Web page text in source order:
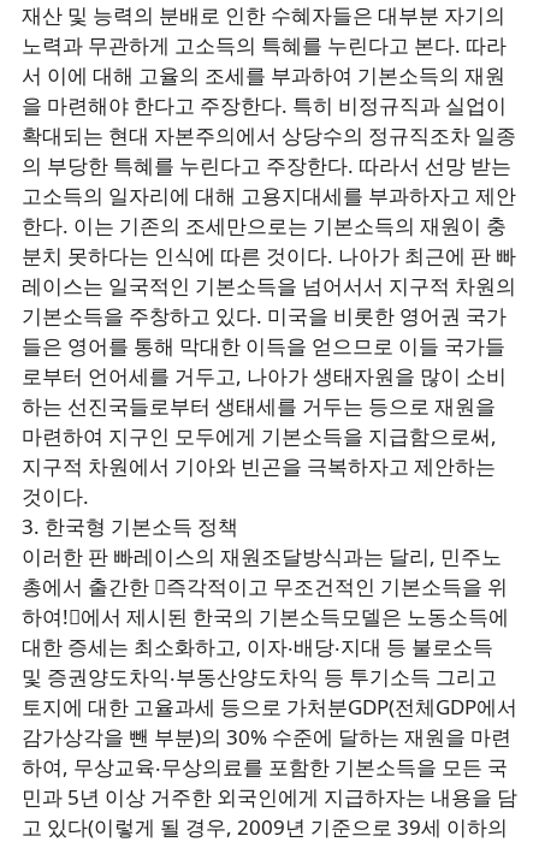
재산 및 능력의 분배로 인한 수혜자들은 대부분 자기의
노력과 무관하게 고소득의 특혜를 누린다고 본다. 따라
서 이에 대해 고율의 조세를 부과하여 기본소득의 재원
을 마련해야 한다고 주장한다. 특히 비정규직과 실업이
확대되는 현대 자본주의에서 상당수의 정규직조차 일종
의 부당한 특혜를 누린다고 주장한다. 따라서 선망 받는
고소득의 일자리에 대해 고용지대세를 부과하자고 제안
한다. 이는 기존의 조세만으로는 기본소득의 재원이 충
분치 못하다는 인식에 따른 것이다. 나아가 최근에 판 빠
레이스는 일국적인 기본소득을 넘어서서 지구적 차원의
기본소득을 주창하고 있다. 미국을 비롯한 영어권 국가
들은 영어를 통해 막대한 이득을 얻으므로 이들 국가들
로부터 언어세를 거두고, 나아가 생태자원을 많이 소비
하는 선진국들로부터 생태세를 거두는 등으로 재원을
마련하여 지구인 모두에게 기본소득을 지급함으로써,
지구적 차원에서 기아와 빈곤을 극복하자고 제안하는
것이다.
3. 한국형 기본소득 정책
이러한 판 빠레이스의 재원조달방식과는 달리, 민주노
총에서 출간한 󰡔즉각적이고 무조건적인 기본소득을 위
하여!󰡕에서 제시된 한국의 기본소득모델은 노동소득에
대한 증세는 최소화하고, 이자‧배당‧지대 등 불로소득
및 증권양도차익‧부동산양도차익 등 투기소득 그리고
토지에 대한 고율과세 등으로 가처분GDP(전체GDP에서
감가상각을 뺀 부분)의 30% 수준에 달하는 재원을 마련
하여, 무상교육‧무상의료를 포함한 기본소득을 모든 국
민과 5년 이상 거주한 외국인에게 지급하자는 내용을 담
고 있다(이렇게 될 경우, 2009년 기준으로 39세 이하의